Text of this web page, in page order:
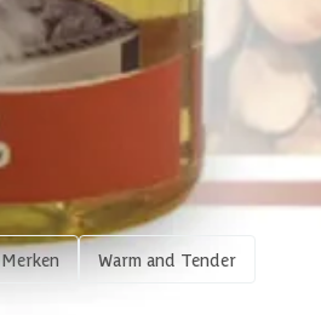
Merken Warm and Tender